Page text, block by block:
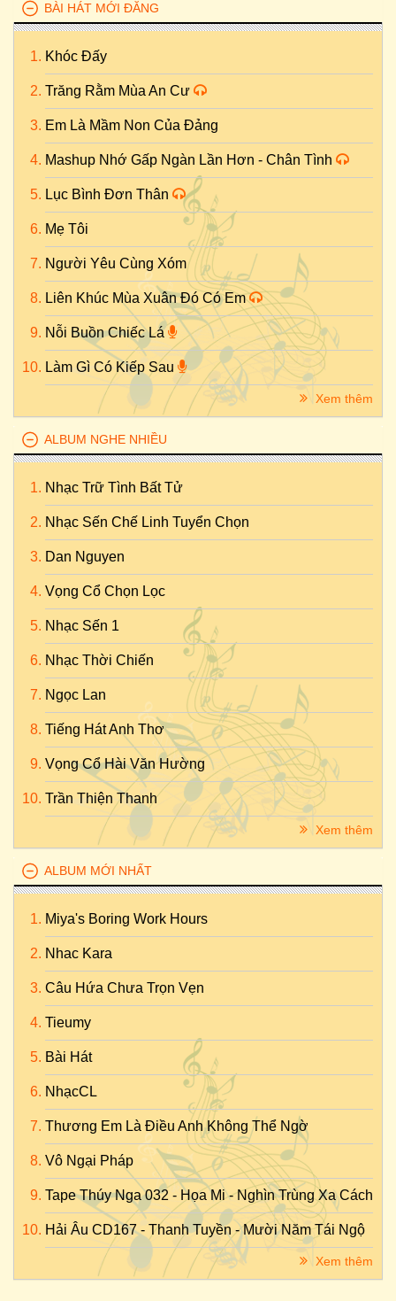
BÀI HÁT MỚI ĐĂNG
Khóc Đấy
Trăng Rằm Mùa An Cư
Em Là Mầm Non Của Đảng
Mashup Nhớ Gấp Ngàn Lần Hơn - Chân Tình
Lục Bình Đơn Thân
Mẹ Tôi
Người Yêu Cùng Xóm
Liên Khúc Mùa Xuân Đó Có Em
Nỗi Buồn Chiếc Lá
Làm Gì Có Kiếp Sau
Xem thêm
ALBUM NGHE NHIỀU
Nhạc Trữ Tình Bất Tử
Nhạc Sến Chế Linh Tuyển Chọn
Dan Nguyen
Vọng Cổ Chọn Lọc
Nhạc Sến 1
Nhạc Thời Chiến
Ngọc Lan
Tiếng Hát Anh Thơ
Vọng Cổ Hài Văn Hường
Trần Thiện Thanh
Xem thêm
ALBUM MỚI NHẤT
Miya's Boring Work Hours
Nhac Kara
Câu Hứa Chưa Trọn Vẹn
Tieumy
Bài Hát
NhạcCL
Thương Em Là Điều Anh Không Thể Ngờ
Vô Ngại Pháp
Tape Thúy Nga 032 - Họa Mi - Nghìn Trùng Xa Cách
Hải Âu CD167 - Thanh Tuyền - Mười Năm Tái Ngộ
Xem thêm